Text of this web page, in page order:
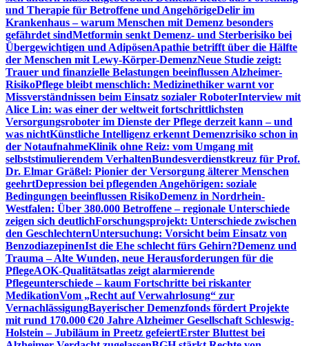
und Therapie für Betroffene und AngehörigeDelir im
Krankenhaus – warum Menschen mit Demenz besonders
gefährdet sindMetformin senkt Demenz- und Sterberisiko bei
Übergewichtigen und AdipösenApathie betrifft über die Hälfte
der Menschen mit Lewy-Körper-DemenzNeue Studie zeigt:
Trauer und finanzielle Belastungen beeinflussen Alzheimer-
RisikoPflege bleibt menschlich: Medizinethiker warnt vor
Missverständnissen beim Einsatz sozialer RoboterInterview mit
Alice Lin: was einer der weltweit fortschrittlichsten
Versorgungsroboter im Dienste der Pflege derzeit kann – und
was nichtKünstliche Intelligenz erkennt Demenzrisiko schon in
der NotaufnahmeKlinik ohne Reiz: vom Umgang mit
selbststimulierendem VerhaltenBundesverdienstkreuz für Prof.
Dr. Elmar Gräßel: Pionier der Versorgung älterer Menschen
geehrtDepression bei pflegenden Angehörigen: soziale
Bedingungen beeinflussen RisikoDemenz in Nordrhein-
Westfalen: Über 380.000 Betroffene – regionale Unterschiede
zeigen sich deutlichForschungsprojekt: Unterschiede zwischen
den GeschlechternUntersuchung: Vorsicht beim Einsatz von
BenzodiazepinenIst die Ehe schlecht fürs Gehirn?Demenz und
Trauma – Alte Wunden, neue Herausforderungen für die
PflegeAOK-Qualitätsatlas zeigt alarmierende
Pflegeunterschiede – kaum Fortschritte bei riskanter
MedikationVom „Recht auf Verwahrlosung“ zur
VernachlässigungBayerischer Demenzfonds fördert Projekte
mit rund 170.000 €20 Jahre Alzheimer Gesellschaft Schleswig-
Holstein – Jubiläum in Preetz gefeiertErster Bluttest bei